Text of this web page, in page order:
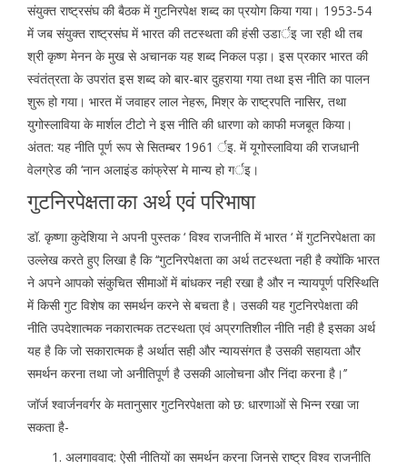
संयुक्त राष्ट्रसंघ की बैठक में गुटनिरपेक्ष शब्द का प्रयोग किया गया। 1953-54
में जब संयुक्त राष्ट्रसंघ में भारत की तटस्थता की हंसी उडार्इ जा रही थी तब
श्री कृष्ण मेनन के मुख से अचानक यह शब्द निकल पड़ा। इस प्रकार भारत की
स्वंतंत्रता के उपरांत इस शब्द को बार-बार दुहराया गया तथा इस नीति का पालन
शुरू हो गया। भारत में जवाहर लाल नेहरू, मिश्र के राष्ट्रपति नासिर, तथा
युगोस्लाविया के मार्शल टीटो ने इस नीति की धारणा को काफी मजबूत किया।
अंतत: यह नीति पूर्ण रूप से सितम्बर 1961 र्इ. में यूगोस्लाविया की राजधानी
वेलग्रेड की ‘नान अलाइंड कांफ्रेस’ मे मान्य हो गर्इ।
गुटनिरपेक्षताका अर्थ एवं परिभाषा
डॉ. कृष्णा कुदेशिया ने अपनी पुस्तक ‘ विश्व राजनीति में भारत ‘ में गुटनिरपेक्षता का
उल्लेख करते हुए लिखा है कि ‘‘गुटनिरपेक्षता का अर्थ तटस्थता नही है क्योंकि भारत
ने अपने आपको संकुचित सीमाओं में बांधकर नही रखा है और न न्यायपूर्ण परिस्थिति
में किसी गुट विशेष का समर्थन करने से बचता है। उसकी यह गुटनिरपेक्षता की
नीति उपदेशात्मक नकारात्मक तटस्थता एवं अप्रगतिशील नीति नही है इसका अर्थ
यह है कि जो सकारात्मक है अर्थात सही और न्यायसंगत है उसकी सहायता और
समर्थन करना तथा जो अनीतिपूर्ण है उसकी आलोचना और निंदा करना है।’’
जॉर्ज श्वार्जनवर्गर के मतानुसार गुटनिरपेक्षता को छ: धारणाओं से भिन्न रखा जा
सकता है-
अलगाववाद: ऐसी नीतियों का समर्थन करना जिनसे राष्ट्र विश्व राजनीति